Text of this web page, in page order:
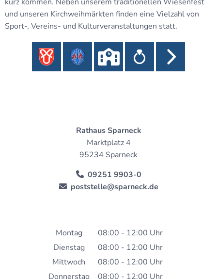
und unseren Kirchweihmärkten finden eine Vielzahl von
Sport-, Vereins- und Kulturveranstaltungen statt.
Rathaus Sparneck
Marktplatz 4
95234 Sparneck
09251 9903-0
poststelle@sparneck.de
Montag 08:00 - 12:00 Uhr
Von 08:00 bis 12:00 Uhr
Dienstag 08:00 - 12:00 Uhr
Von 08:00 bis 12:00 Uhr
Mittwoch 08:00 - 12:00 Uhr
Von 08:00 bis 12:00 Uhr
Donnerstag 08:00 - 12:00 Uhr